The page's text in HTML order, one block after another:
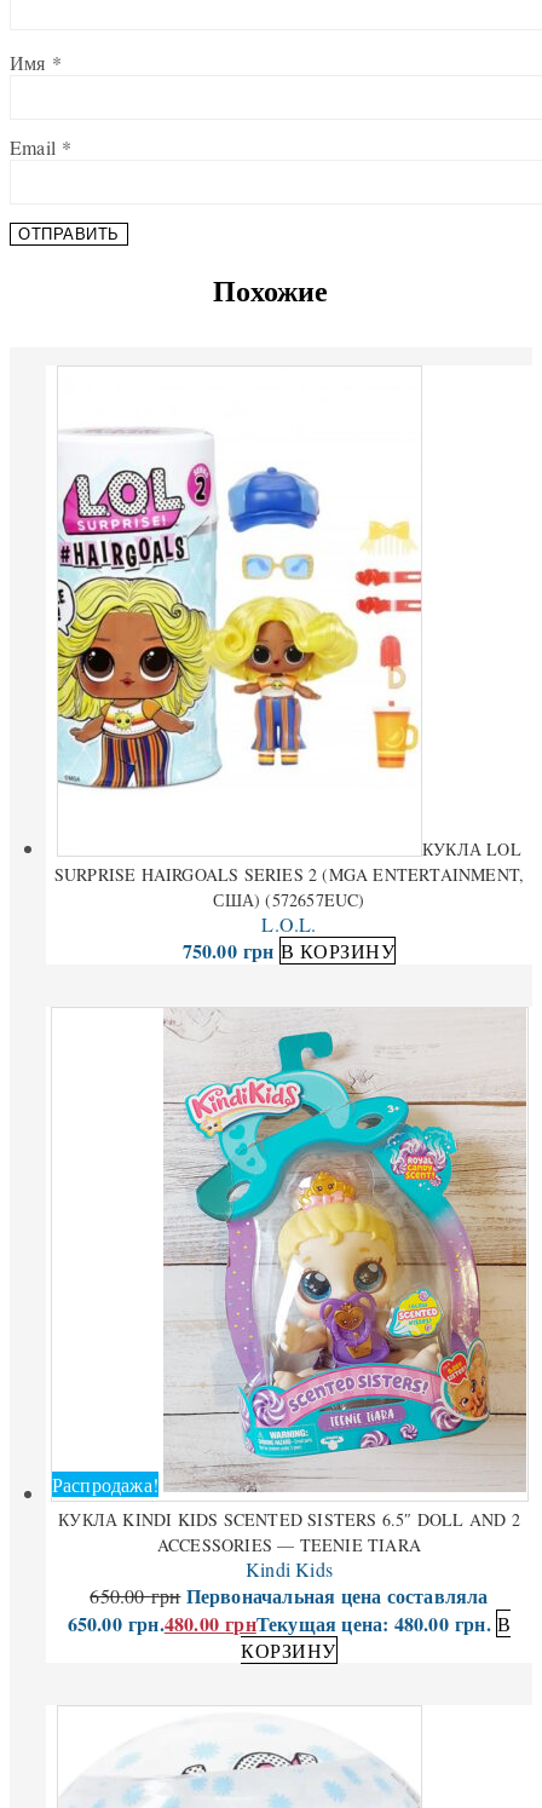
Имя *
Email *
Похожие
КУКЛА LOL
SURPRISE HAIRGOALS SERIES 2 (MGA ENTERTAINMENT,
США) (572657EUC)
L.O.L.
750.00грн В КОРЗИНУ
Распродажа!
КУКЛА KINDI KIDS SCENTED SISTERS 6.5″ DOLL AND 2
ACCESSORIES — TEENIE TIARA
Kindi Kids
650.00грн Первоначальная цена составляла
650.00 грн.480.00грнТекущая цена: 480.00 грн. В
КОРЗИНУ